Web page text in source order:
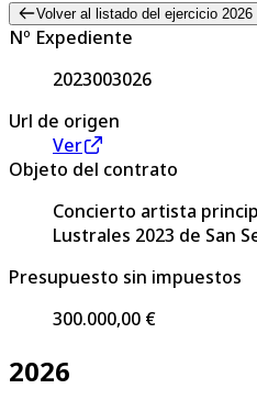
Volver al listado del ejercicio 2026
Nº Expediente
2023003026
Url de origen
Ver
Objeto del contrato
Concierto artista
Lustrales 2023 de San
Presupuesto sin impuestos
300.000,00 €
2026